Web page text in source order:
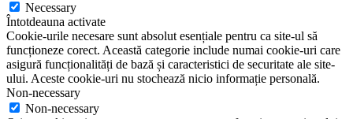
Necessary
Întotdeauna activate
Cookie-urile necesare sunt absolut esențiale pentru ca site-ul să
funcționeze corect. Această categorie include numai cookie-uri care
asigură funcționalități de bază și caracteristici de securitate ale site-
ului. Aceste cookie-uri nu stochează nicio informație personală.
Non-necessary
Non-necessary